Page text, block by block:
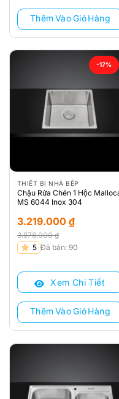
Thêm Vào Giỏ Hàng
-17%
THIẾT BỊ NHÀ BẾP
Chậu Rửa Chén 1 Hộc
MS 6044 Inox 304
3.878.000₫
Giá
là:
3.878.000 ₫.
3.219.000 ₫
Giá
tại
3.219.000 ₫.
5 Đã bán: 90
Xem Chi Tiết
Thêm Vào Giỏ Hàng